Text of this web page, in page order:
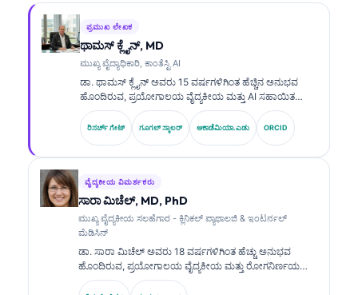
ಪ್ರಮುಖ ಲೇಖಕ
ಥಾಮಸ್ ಕ್ಲೈನ್, MD
ಮುಖ್ಯ ವೈದ್ಯಾಧಿಕಾರಿ, ಕಾಂತೆಸ್ಟಿ AI
ಡಾ. ಥಾಮಸ್ ಕ್ಲೈನ್ ಅವರು 15 ವರ್ಷಗಳಿಗಿಂತ ಹೆಚ್ಚಿನ ಅನುಭವ
ಹೊಂದಿರುವ, ಪ್ರಯೋಗಾಲಯ ವೈದ್ಯಕೀಯ ಮತ್ತು AI ಸಹಾಯಿತ
ಕ್ಲಿನಿಕಲ್ ವಿಶ್ಲೇಷಣೆಯಲ್ಲಿ ಪರಿಣತಿ ಹೊಂದಿರುವ, ಬೋರ್ಡ್-ಪ್ರಮಾಣಿತ
ಕ್ಲಿನಿಕಲ್ ಹೆಮಟಾಲಜಿಸ್ಟ್ ಮತ್ತು ಇಂಟರ್ನಿಸ್ಟ್ ಆಗಿದ್ದಾರೆ. Kantesti AI
ನಲ್ಲಿ ಮುಖ್ಯ ವೈದ್ಯಕೀಯ ಅಧಿಕಾರಿ (Chief Medical Officer)
ಅವರು ಬಯೋಮಾರ್ಕರ್ ವ್ಯಾಖ್ಯಾನ ಮತ್ತು ಪ್ರಯೋಗಾಲಯ
ರೋಗನಿರ್ಣಯಗಳ ಕುರಿತು ಪ್ರಯೋಗಾಲಯ ವೈದ್ಯಕೀಯ ವಿಷಯಗಳಲ್ಲಿ
ರಿಸರ್ಚ್ ಗೇಟ್ ಗೂಗಲ್ ಸ್ಕಾಲರ್ ಅಕಾಡೆಮಿಯಾ.ಎಡು ORCID
ವೈದ್ಯಕೀಯ ವಿಮರ್ಶಕರು
ಸಾರಾ ಮಿಚೆಲ್, MD, PhD
ಮುಖ್ಯ ವೈದ್ಯಕೀಯ ಸಲಹೆಗಾರ - ಕ್ಲಿನಿಕಲ್ ಪ್ಯಾಥಾಲಜಿ & ಇಂಟರ್ನಲ್
ಮೆಡಿಸಿನ್
ಡಾ. ಸಾರಾ ಮಿಚೆಲ್ ಅವರು 18 ವರ್ಷಗಳಿಗಿಂತ ಹೆಚ್ಚು ಅನುಭವ
ಹೊಂದಿರುವ, ಪ್ರಯೋಗಾಲಯ ವೈದ್ಯಕೀಯ ಮತ್ತು ರೋಗನಿರ್ಣಯ
ವಿಶ್ಲೇಷಣೆಯಲ್ಲಿ ಪರಿಣತಿ ಹೊಂದಿರುವ, ಬೋರ್ಡ್-ಪ್ರಮಾಣಿತ ಕ್ಲಿನಿಕಲ್